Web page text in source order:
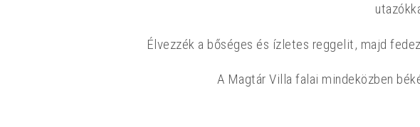
Élvezzék a bőséges és ízletes reggelit, majd
A Magtár Villa falai mindeközben